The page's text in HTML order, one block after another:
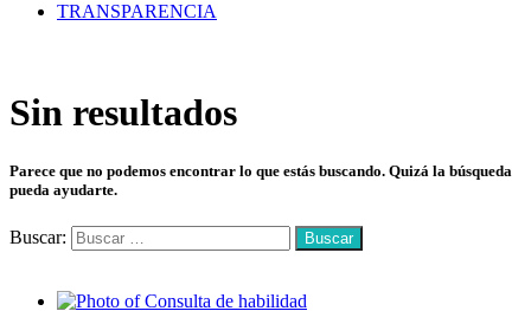
TRANSPARENCIA
Sin resultados
Parece que no podemos encontrar lo que estás buscando. Quizá la búsqueda
pueda ayudarte.
Buscar: